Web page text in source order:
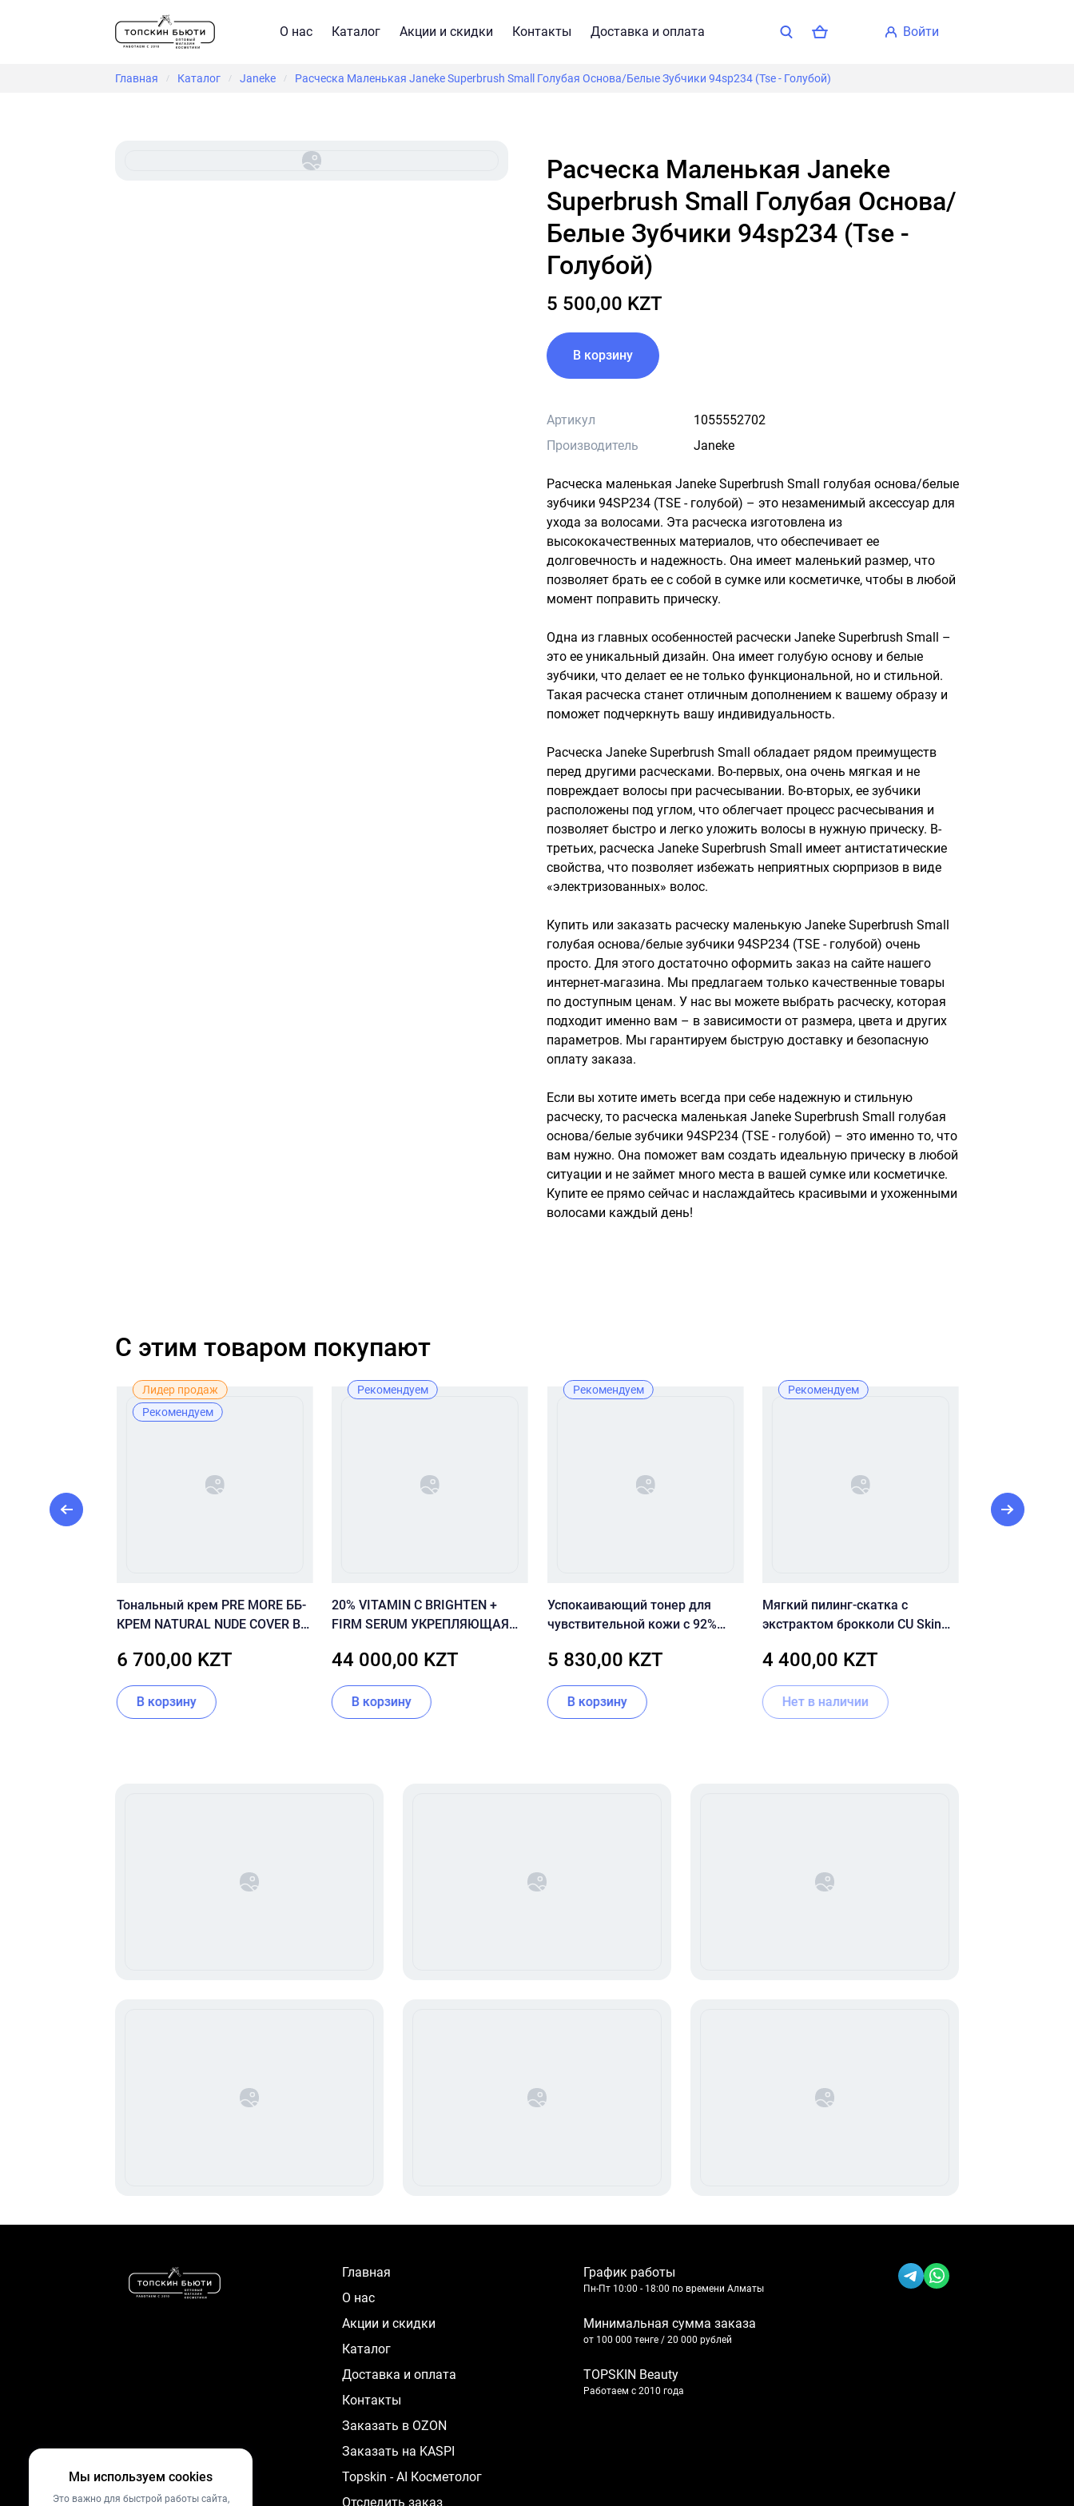
О нас Каталог Акции и скидки Контакты Доставка и оплата войти
Главная / Каталог / Janeke / Расческа Маленькая Janeke Superbrush Small Голубая Основа/Белые Зубчики 94sp234 (Tse - Голубой)
Расческа Маленькая Janeke
Superbrush Small Голубая Основа/
Белые Зубчики 94sp234 (Tse -
Голубой)
5 500,00 KZT
В корзину
Артикул
1055552702
Производитель
Janeke
Расческа маленькая Janeke Superbrush Small голубая основа/белые
зубчики 94SP234 (TSE - голубой) – это незаменимый аксессуар для
ухода за волосами. Эта расческа изготовлена из
высококачественных материалов, что обеспечивает ее
долговечность и надежность. Она имеет маленький размер, что
позволяет брать ее с собой в сумке или косметичке, чтобы в любой
момент поправить прическу.
Одна из главных особенностей расчески Janeke Superbrush Small –
это ее уникальный дизайн. Она имеет голубую основу и белые
зубчики, что делает ее не только функциональной, но и стильной.
Такая расческа станет отличным дополнением к вашему образу и
поможет подчеркнуть вашу индивидуальность.
Расческа Janeke Superbrush Small обладает рядом преимуществ
перед другими расческами. Во-первых, она очень мягкая и не
повреждает волосы при расчесывании. Во-вторых, ее зубчики
расположены под углом, что облегчает процесс расчесывания и
позволяет быстро и легко уложить волосы в нужную прическу. В-
третьих, расческа Janeke Superbrush Small имеет антистатические
свойства, что позволяет избежать неприятных сюрпризов в виде
«электризованных» волос.
Купить или заказать расческу маленькую Janeke Superbrush Small
голубая основа/белые зубчики 94SP234 (TSE - голубой) очень
просто. Для этого достаточно оформить заказ на сайте нашего
интернет-магазина. Мы предлагаем только качественные товары
по доступным ценам. У нас вы можете выбрать расческу, которая
подходит именно вам – в зависимости от размера, цвета и других
параметров. Мы гарантируем быструю доставку и безопасную
оплату заказа.
Если вы хотите иметь всегда при себе надежную и стильную
расческу, то расческа маленькая Janeke Superbrush Small голубая
основа/белые зубчики 94SP234 (TSE - голубой) – это именно то, что
вам нужно. Она поможет вам создать идеальную прическу в любой
ситуации и не займет много места в вашей сумке или косметичке.
Купите ее прямо сейчас и наслаждайтесь красивыми и ухоженными
волосами каждый день!
C этим товаром покупают
Лидер продаж
Рекомендуем
Тональный крем PRE MORE ББ-
КРЕМ NATURAL NUDE COVER BB
6 700,00 KZT
В корзину
Рекомендуем
20% VITAMIN C BRIGHTEN +
FIRM SERUM УКРЕПЛЯЮЩАЯ
ВИТАМИНОМ С 30 ML
44 000,00 KZT
В корзину
Рекомендуем
Успокаивающий тонер для
чувствительной кожи с 92%
Regen 92 Toner
5 830,00 KZT
В корзину
Рекомендуем
Мягкий пилинг-скатка с
экстрактом брокколи CU Skin
4 400,00 KZT
Нет в наличии
Главная
О нас
Акции и скидки
Каталог
Доставка и оплата
Контакты
Заказать в OZON
Заказать на KASPI
Topskin - AI Косметолог
Отследить заказ
График работы
Пн-Пт 10:00 - 18:00 по времени Алматы
Минимальная сумма заказа
от 100 000 тенге / 20 000 рублей
TOPSKIN Beauty
Работаем с 2010 года
Мы используем cookies
Это важно для быстрой работы сайта,